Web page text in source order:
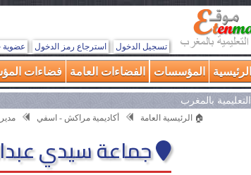
تسجيل الدخول استرجاع رمز الدخول عضوية
المؤسسات الفضاءات العامة فضاءات
بالمغرب
🏠 الرئيسية العامة أكاديمية مراكش - اسفي
جماعة سيدي